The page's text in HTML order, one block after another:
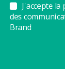
J'accepte
des
Brand